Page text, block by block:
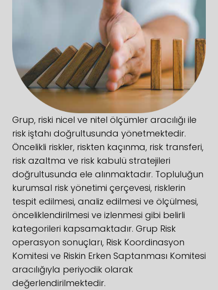
Grup, riski nicel ve nitel ölçümler aracılığı ile
risk iştahı doğrultusunda yönetmektedir.
Öncelikli riskler, riskten kaçınma, risk transferi,
risk azaltma ve risk kabulü stratejileri
doğrultusunda ele alınmaktadır. Topluluğun
kurumsal risk yönetimi çerçevesi, risklerin
tespit edilmesi, analiz edilmesi ve ölçülmesi,
önceliklendirilmesi ve izlenmesi gibi belirli
kategorileri kapsamaktadır. Grup Risk
operasyon sonuçları, Risk Koordinasyon
Komitesi ve Riskin Erken Saptanması Komitesi
aracılığıyla periyodik olarak
değerlendirilmektedir.